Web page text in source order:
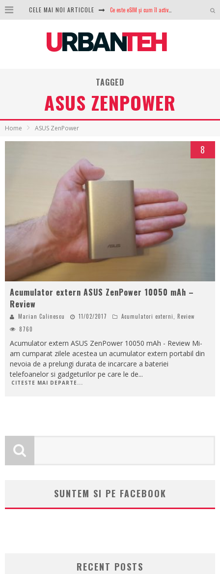
CELE MAI NOI ARTICOLE Ce este eSIM și cum îl activezi pe telefon? Ghid complet pentru Android și iPhone
Analiza producției fotovoltaice în România – cât produce un sistem solar pe timp de iarnă?
TAGGED
ASUS ZENPOWER
Home ASUS ZenPower
8
Acumulator extern ASUS ZenPower 10050 mAh –
Review
Marian Calinescu 11/02/2017 Acumulatori externi, Review
8760
Acumulator extern ASUS ZenPower 10050 mAh - Review Mi-
am cumparat zilele acestea un acumulator extern portabil din
nevoia de a prelungi durata de incarcare a bateriei
telefoanelor si gadgeturilor pe care le de...
CITESTE MAI DEPARTE...
SUNTEM SI PE FACEBOOK
RECENT POSTS